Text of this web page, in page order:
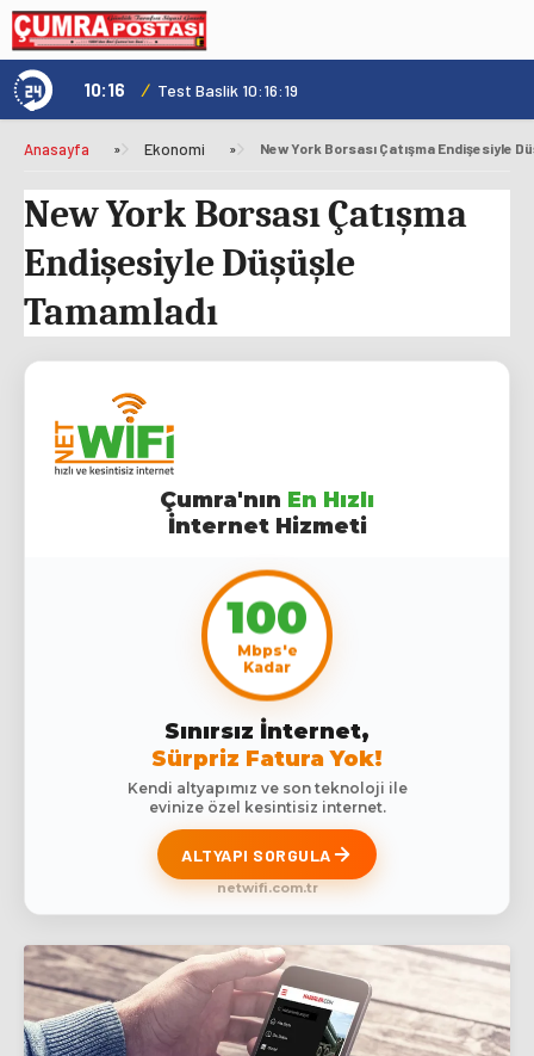
10:16 / Test Baslik 10:16:19
Anasayfa » Ekonomi » New York Borsası Çatışma Endişesiyle
New York Borsası Çatışma
Endişesiyle Düşüşle
Tamamladı
Çumra'nın En Hızlı
İnternet Hizmeti
100
Mbps'e
Kadar
Sınırsız İnternet,
Sürpriz Fatura Yok!
Kendi altyapımız ve son teknoloji ile
evinize özel kesintisiz internet.
ALTYAPI SORGULA
netwifi.com.tr